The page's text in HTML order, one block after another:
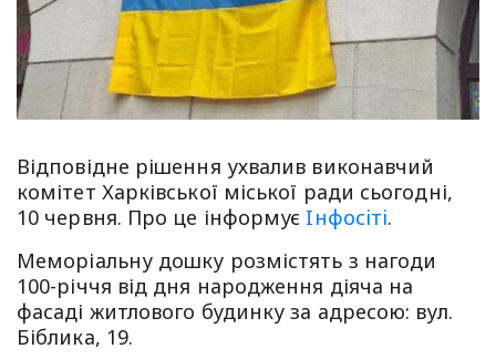
Відповідне рішення ухвалив виконавчий
комітет Харківської міської ради сьогодні,
10 червня. Про це інформує Iнфосiтi.
Меморіальну дошку розмістять з нагоди
100-річчя від дня народження діяча на
фасаді житлового будинку за адресою: вул.
Біблика, 19.